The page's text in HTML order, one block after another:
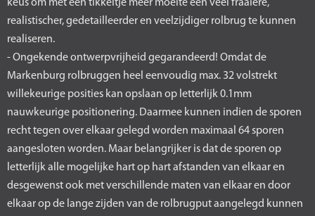
keus om met een tikkeltje meer moeite een veel fraaiere,
realistischer, gedetailleerder en veelzijdiger rolbrug te kunnen
realiseren.
- Ongekende ontwerpvrijheid gegarandeerd! Omdat de
Markenburg rolbruggen heel eenvoudig max. 32 volstrekt
willekeurige posities kan opslaan op letterlijk 0.1mm
nauwkeurige positionering. Daarmee kunnen indien de sporen
recht tegen over elkaar gelegd worden maximaal 64 sporen
aangesloten worden. Maar belangrijker is dat de sporen op
letterlijk alle mogelijke hart op hart afstanden van elkaar en
desgewenst ook met verschillende maten van elkaar en door
elkaar op de lange zijden van de rolbrugput aangelegd kunnen